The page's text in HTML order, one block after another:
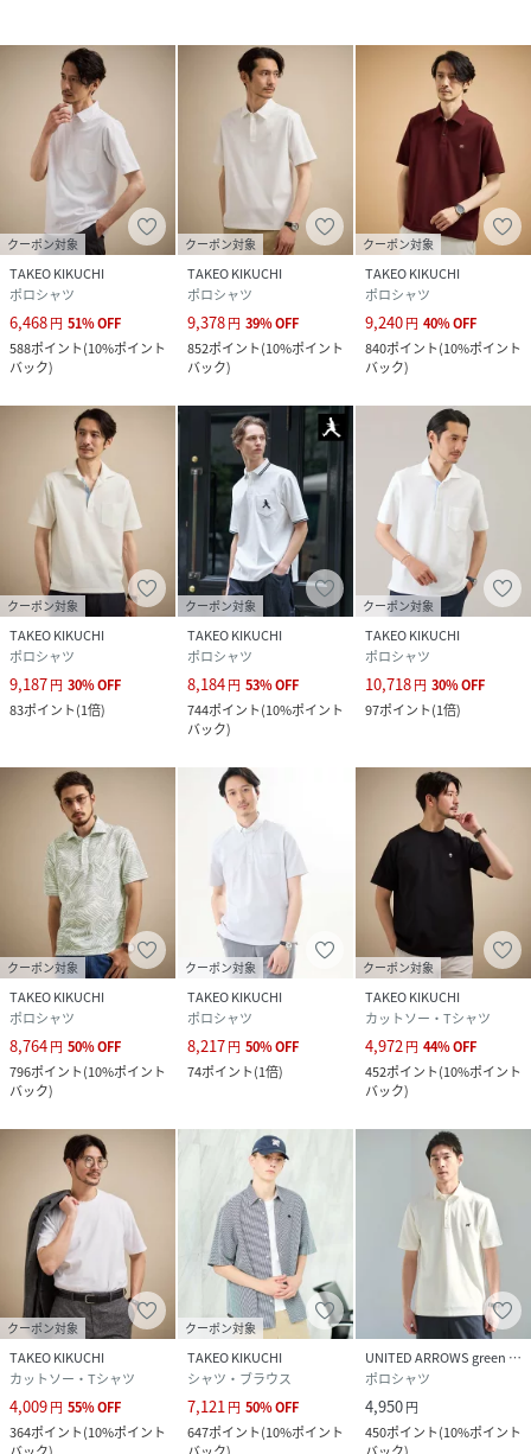
クーポン対象
TAKEO KIKUCHI
ポロシャツ
6,468円 51%OFF
588ポイント(10%ポイント
バック)
クーポン対象
TAKEO KIKUCHI
ポロシャツ
9,378円 39%OFF
852ポイント(10%ポイント
バック)
クーポン対象
TAKEO KIKUCHI
ポロシャツ
9,240円 40%OFF
840ポイント(10%ポイント
バック)
クーポン対象
TAKEO KIKUCHI
ポロシャツ
9,187円 30%OFF
83ポイント(1倍)
クーポン対象
TAKEO KIKUCHI
ポロシャツ
8,184円 53%OFF
744ポイント(10%ポイント
バック)
クーポン対象
TAKEO KIKUCHI
ポロシャツ
10,718円 30%OFF
97ポイント(1倍)
クーポン対象
TAKEO KIKUCHI
ポロシャツ
8,764円 50%OFF
796ポイント(10%ポイント
バック)
クーポン対象
TAKEO KIKUCHI
ポロシャツ
8,217円 50%OFF
74ポイント(1倍)
クーポン対象
TAKEO KIKUCHI
カットソー・Tシャツ
4,972 円 44%OFF
452ポイント(10%ポイント
バック)
クーポン対象
TAKEO KIKUCHI
カットソー・Tシャツ
4,009円 55%OFF
364ポイント(10%ポイント
クーポン対象
TAKEO KIKUCHI
シャツ・ブラウス
7,121円 50%OFF
647ポイント(10%ポイント
UNITED ARROWS green label relaxing
ポロシャツ
4,950円
450ポイント(10%ポイント